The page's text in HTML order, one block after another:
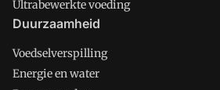
Ultrabewerkte voeding
Duurzaamheid
Voedselverspilling
Energie en water